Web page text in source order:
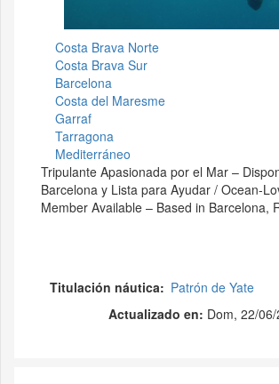
Costa Brava Norte
Costa Brava Sur
Barcelona
Costa del Maresme
Garraf
Tarragona
Mediterráneo
Tripulante Apasionada por el Mar –
Barcelona y Lista para Ayudar / Ocean-
Member Available – Based in Barcelona,
Titulación náutica
Patrón de Yate
Actualizado en: Dom, 22/